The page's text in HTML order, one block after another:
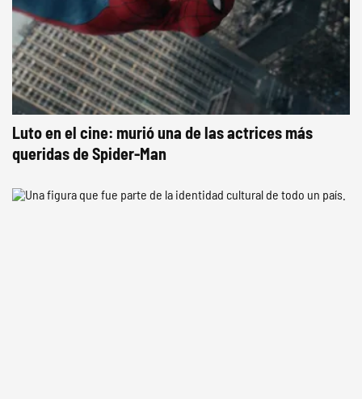
Luto en el cine: murió una de las actrices más
queridas de Spider-Man